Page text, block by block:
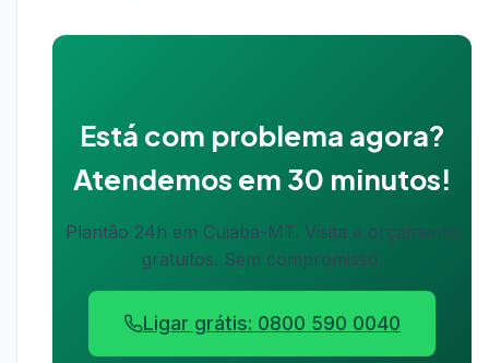
Está com problema agora?
Atendemos em 30 minutos!
Plantão 24h em Cuiabá-MT. Visita e orçamento
gratuitos. Sem compromisso.
Ligar grátis: 0800 590 0040